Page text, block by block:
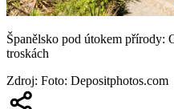
Španělsko pod útokem přírody:
troskách
Zdroj: Foto: Depositphotos.com